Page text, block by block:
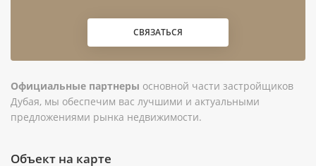
жильца, пары или арендатора на длительный
зону отдыха и дают дополнительное полезное
пространство.
объём первичного обустройства после сделки.
СВЯЗАТЬСЯ
Официальные партнеры основной части застройщиков
Дубая, мы обеспечим вас лучшими и актуальными
предложениями рынка недвижимости.
Объект на карте